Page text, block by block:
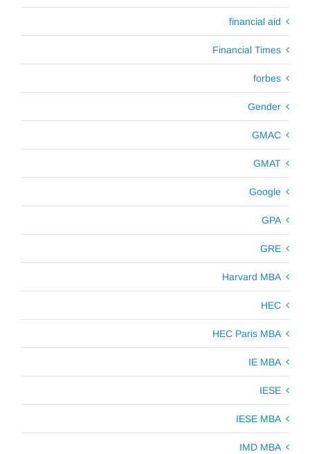
financial aid
Financial Times
forbes
Gender
GMAC
GMAT
Google
GPA
GRE
Harvard MBA
HEC
HEC Paris MBA
IE MBA
IESE
IESE MBA
IMD MBA